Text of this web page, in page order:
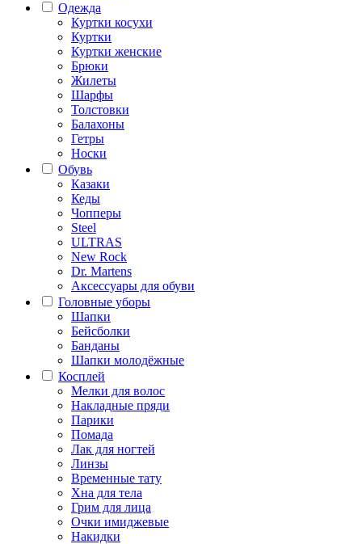
Одежда
Куртки косухи
Куртки
Куртки женские
Брюки
Жилеты
Шарфы
Толстовки
Балахоны
Гетры
Носки
Обувь
Казаки
Кеды
Чопперы
Steel
ULTRAS
New Rock
Dr. Martens
Аксессуары для обуви
Головные уборы
Шапки
Бейсболки
Банданы
Шапки молодёжные
Косплей
Мелки для волос
Накладные пряди
Парики
Помада
Лак для ногтей
Линзы
Временные тату
Хна для тела
Грим для лица
Очки имиджевые
Накидки